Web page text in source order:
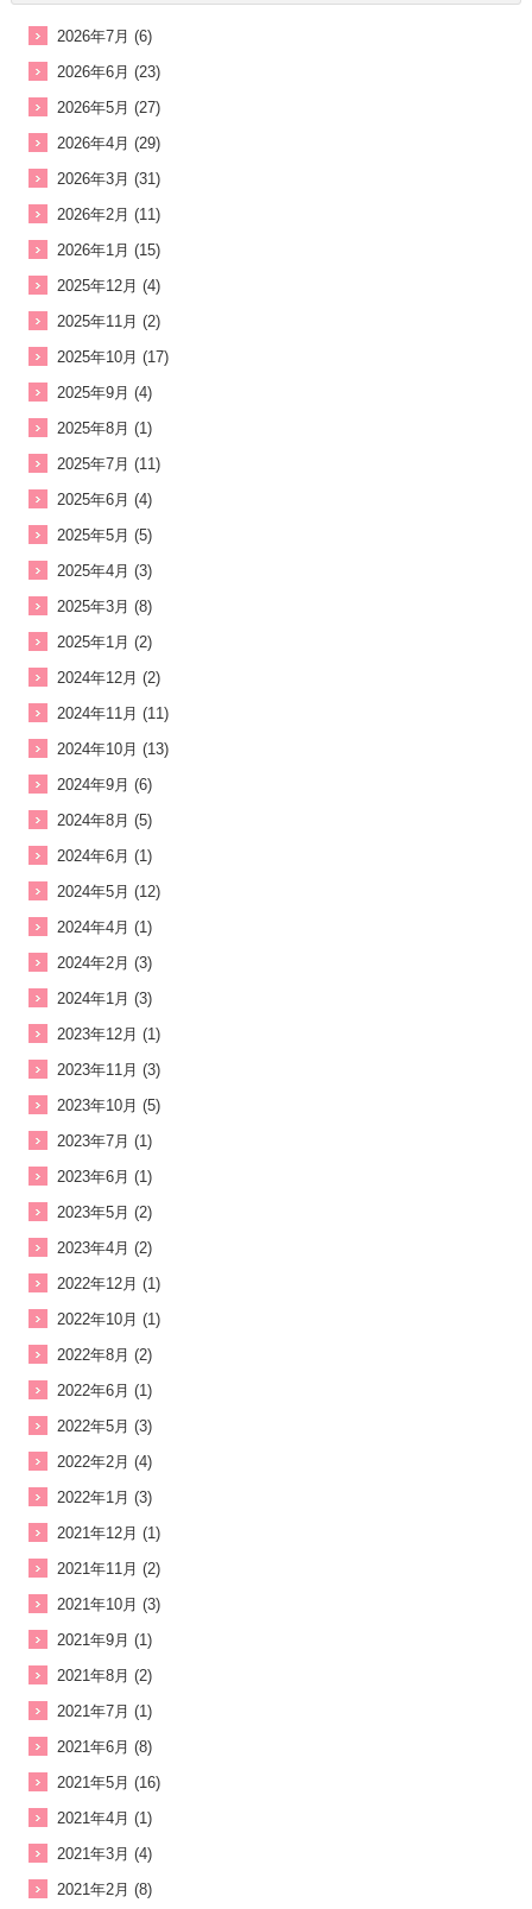
2026年7月 (6)
2026年6月 (23)
2026年5月 (27)
2026年4月 (29)
2026年3月 (31)
2026年2月 (11)
2026年1月 (15)
2025年12月 (4)
2025年11月 (2)
2025年10月 (17)
2025年9月 (4)
2025年8月 (1)
2025年7月 (11)
2025年6月 (4)
2025年5月 (5)
2025年4月 (3)
2025年3月 (8)
2025年1月 (2)
2024年12月 (2)
2024年11月 (11)
2024年10月 (13)
2024年9月 (6)
2024年8月 (5)
2024年6月 (1)
2024年5月 (12)
2024年4月 (1)
2024年2月 (3)
2024年1月 (3)
2023年12月 (1)
2023年11月 (3)
2023年10月 (5)
2023年7月 (1)
2023年6月 (1)
2023年5月 (2)
2023年4月 (2)
2022年12月 (1)
2022年10月 (1)
2022年8月 (2)
2022年6月 (1)
2022年5月 (3)
2022年2月 (4)
2022年1月 (3)
2021年12月 (1)
2021年11月 (2)
2021年10月 (3)
2021年9月 (1)
2021年8月 (2)
2021年7月 (1)
2021年6月 (8)
2021年5月 (16)
2021年4月 (1)
2021年3月 (4)
2021年2月 (8)